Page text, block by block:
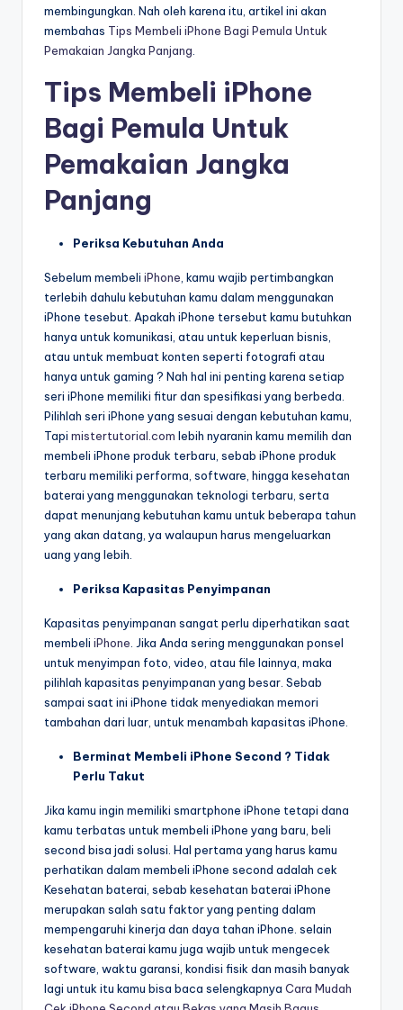
membingungkan. Nah oleh karena itu, artikel ini akan
membahas Tips Membeli iPhone Bagi Pemula Untuk
Pemakaian Jangka Panjang
Tips Membeli iPhone
Bagi Pemula Untuk
Pemakaian Jangka
Panjang
Periksa Kebutuhan Anda
Sebelum membeli iPhone , kamu wajib pertimbangkan
terlebih dahulu kebutuhan kamu dalam menggunakan
iPhone tesebut. Apakah iPhone tersebut kamu butuhkan
hanya untuk komunikasi, atau untuk keperluan bisnis,
atau untuk membuat konten seperti fotografi atau
hanya untuk gaming ? Nah hal ini penting karena setiap
seri iPhone memiliki fitur dan spesifikasi yang berbeda.
Pilihlah seri iPhone yang sesuai dengan kebutuhan kamu,
Tapi mistertutorial.com lebih nyaranin kamu memilih dan
membeli iPhone produk terbaru, sebab iPhone produk
terbaru memiliki performa, software, hingga kesehatan
baterai yang menggunakan teknologi terbaru, serta
dapat menunjang kebutuhan kamu untuk beberapa tahun
yang akan datang, ya walaupun harus mengeluarkan
uang yang lebih.
Periksa Kapasitas Penyimpanan
Kapasitas penyimpanan sangat perlu diperhatikan saat
membeli iPhone . Jika Anda sering menggunakan ponsel
untuk menyimpan foto, video, atau file lainnya, maka
pilihlah kapasitas penyimpanan yang besar. Sebab
sampai saat ini iPhone tidak menyediakan memori
tambahan dari luar, untuk menambah kapasitas iPhone.
Berminat Membeli iPhone Second ? Tidak
Perlu Takut
Jika kamu ingin memiliki smartphone iPhone tetapi dana
kamu terbatas untuk membeli iPhone yang baru, beli
second bisa jadi solusi. Hal pertama yang harus kamu
perhatikan dalam membeli iPhone second adalah cek
Kesehatan baterai, sebab kesehatan baterai iPhone
merupakan salah satu faktor yang penting dalam
mempengaruhi kinerja dan daya tahan iPhone. selain
kesehatan baterai kamu juga wajib untuk mengecek
software, waktu garansi, kondisi fisik dan masih banyak
lagi untuk itu kamu bisa baca selengkapnya Cara Mudah